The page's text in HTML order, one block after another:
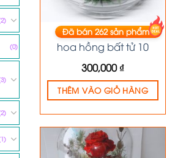
(0)
HOA KHÔ
hoa hồng bất tử 10
300,000₫
Đã bán262sản phẩm
THÊM VÀO GIỎ HÀNG